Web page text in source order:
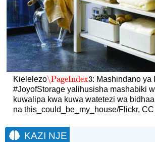
Kielelezo\PageIndex3
\PageIndex3: Mashindano ya
#JoyofStorage yalihusisha mashabiki
kuwalipa kwa kuwa watetezi wa
na this_could_be_my_house/Flickr,
KAZI NJE